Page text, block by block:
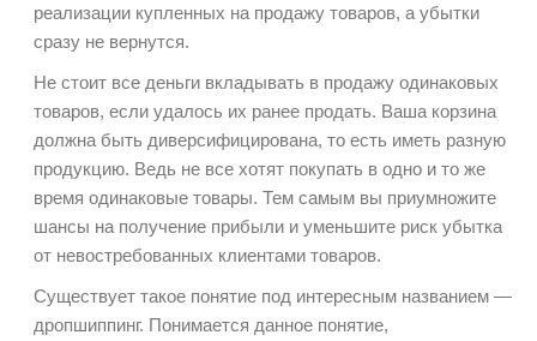
реализации купленных на продажу товаров, а убытки
сразу не вернутся.
Не стоит все деньги вкладывать в продажу одинаковых
товаров, если удалось их ранее продать. Ваша корзина
должна быть диверсифицирована, то есть иметь разную
продукцию. Ведь не все хотят покупать в одно и то же
время одинаковые товары. Тем самым вы приумножите
шансы на получение прибыли и уменьшите риск убытка
от невостребованных клиентами товаров.
Существует такое понятие под интересным названием —
дропшиппинг. Понимается данное понятие,